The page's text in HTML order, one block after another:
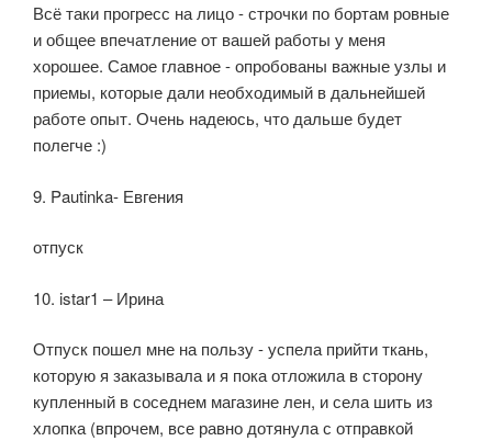
Всё таки прогресс на лицо - строчки по бортам ровные
и общее впечатление от вашей работы у меня
хорошее. Самое главное - опробованы важные узлы и
приемы, которые дали необходимый в дальнейшей
работе опыт. Очень надеюсь, что дальше будет
полегче :)
9. Pautinka- Евгения
отпуск
10. istar1 – Ирина
Отпуск пошел мне на пользу - успела прийти ткань,
которую я заказывала и я пока отложила в сторону
купленный в соседнем магазине лен, и села шить из
хлопка (впрочем, все равно дотянула с отправкой